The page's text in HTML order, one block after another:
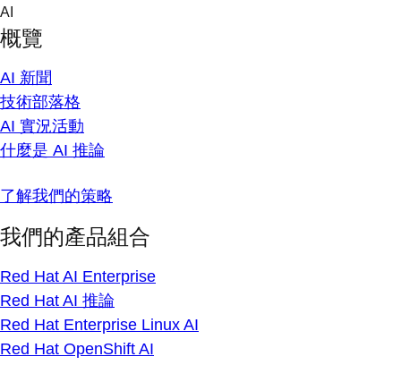
Skip
content
AI
概覽
AI 新聞
技術部落格
AI 實況活動
什麼是 AI 推論
了解我們的策略
我們的產品組合
Red Hat AI Enterprise
Red Hat AI 推論
Red Hat Enterprise Linux AI
Red Hat OpenShift AI